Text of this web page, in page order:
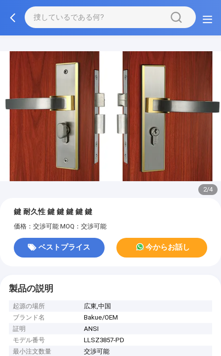
2/4
鍵 耐久性 鍵 鍵 鍵 鍵 鍵
価格：交渉可能 MOQ：交渉可能
ベストプライス 今からお話し
製品の説明
起源の場所
広東,中国
ブランド名
Bakue/OEM
証明
ANSI
モデル番号
LLSZ3857-PD
最小注文数量
交渉可能